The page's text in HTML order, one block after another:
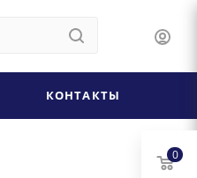
КОНТАКТЫ
0